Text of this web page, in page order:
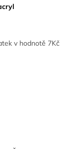
v hodnotě 7Kč